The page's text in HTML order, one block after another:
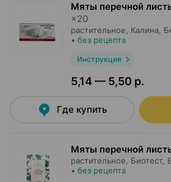
Мяты перечной
×20
растительное, Калина,
• без рецепта
Инструкция
5,14 — 5,50 р.
Где купить
Мяты перечной
растительное, Биотест,
• без рецепта